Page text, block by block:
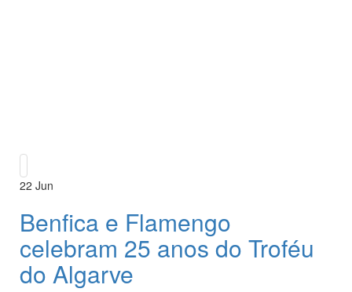
22 Jun
Benfica e Flamengo
celebram 25 anos do Troféu
do Algarve